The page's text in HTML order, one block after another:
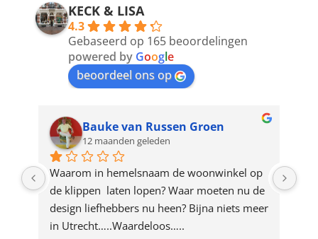
address
product
KECK & LISA
4.3
Gebaseerd op 165 beoordelingen
powered by Google
beoordeel ons op
Bauke van Russen Groen
12 maanden geleden
Waarom in hemelsnaam de woonwinkel op
de klippen  laten lopen? Waar moeten nu de
design liefhebbers nu heen? Bijna niets meer
in Utrecht…..Waardeloos…..